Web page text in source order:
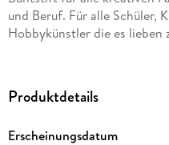
und Beruf. Für alle Schüler,
Hobbykünstler die es lieben
Produktdetails
Erscheinungsdatum